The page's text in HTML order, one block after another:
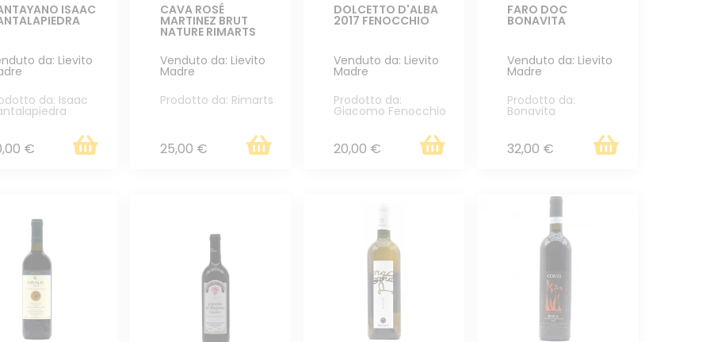
ISAAC
da: Lievito
da: Isaac
€
CAVA ROSÉ
MARTINEZ BRUT
NATURE RIMARTS
Venduto da: Lievito
Madre
Prodotto da: Rimarts
25,00 €
DOLCETTO D'ALBA
2017 FENOCCHIO
Venduto da: Lievito
Madre
Prodotto da:
Giacomo Fenocchio
20,00 €
FARO DOC
BONAVITA
Venduto da: Lievito
Madre
Prodotto da:
Bonavita
32,00 €